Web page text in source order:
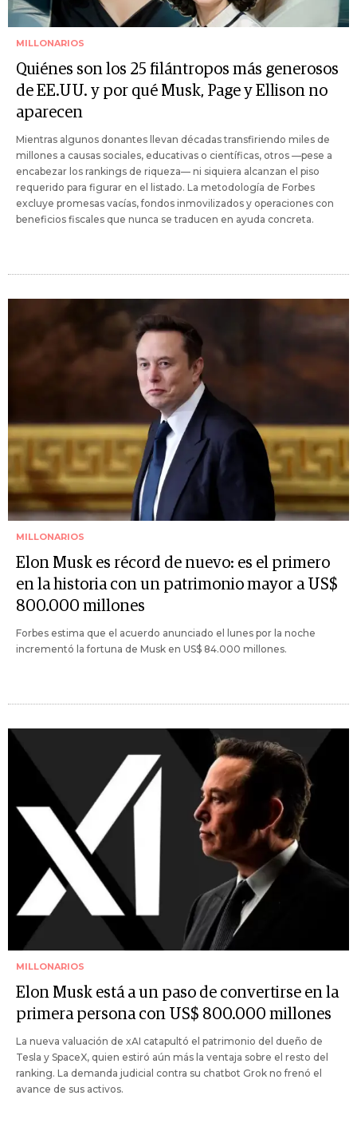
MILLONARIOS
Quiénes son los 25 filántropos más generosos
de EE.UU. y por qué Musk, Page y Ellison no
aparecen
Mientras algunos donantes llevan décadas transfiriendo miles de
millones a causas sociales, educativas o científicas, otros —pese a
encabezar los rankings de riqueza— ni siquiera alcanzan el piso
requerido para figurar en el listado. La metodología de Forbes
excluye promesas vacías, fondos inmovilizados y operaciones con
beneficios fiscales que nunca se traducen en ayuda concreta.
MILLONARIOS
Elon Musk es récord de nuevo: es el primero
en la historia con un patrimonio mayor a US$
800.000 millones
Forbes estima que el acuerdo anunciado el lunes por la noche
incrementó la fortuna de Musk en US$ 84.000 millones.
MILLONARIOS
Elon Musk está a un paso de convertirse en la
primera persona con US$ 800.000 millones
La nueva valuación de xAI catapultó el patrimonio del dueño de
Tesla y SpaceX, quien estiró aún más la ventaja sobre el resto del
ranking. La demanda judicial contra su chatbot Grok no frenó el
avance de sus activos.